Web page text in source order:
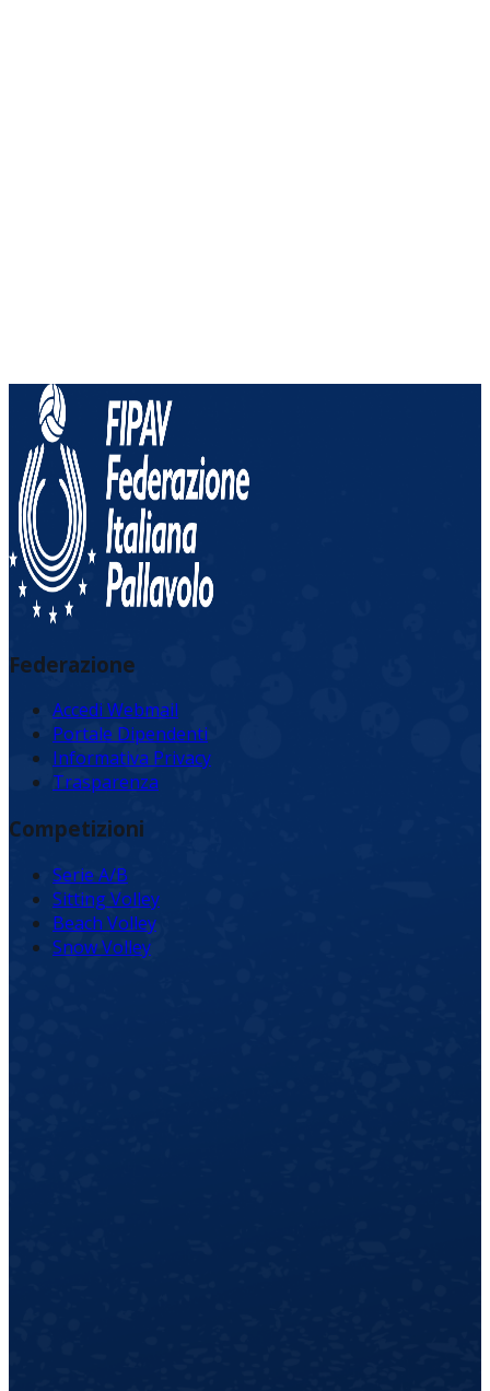
Federazione
Accedi Webmail
Portale Dipendenti
Informativa Privacy
Trasparenza
Competizioni
Serie A/B
Sitting Volley
Beach Volley
Snow Volley